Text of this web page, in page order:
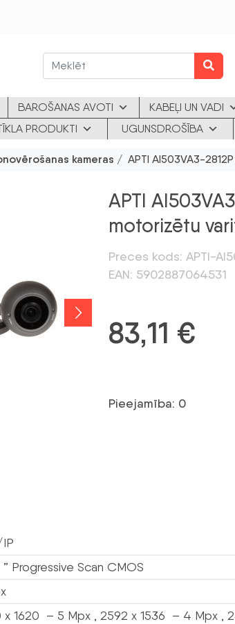
BAROŠANAS AVOTI KABEĻI UN VADI
PRODUKTI UGUNSDROŠĪBA
kameras / APTI AI503VA3-
APTI
motorizētu
Preces kods: APTI-
EAN: 5902887064531
83,11 €
Pieejamība: 0
Progressive Scan CMOS
x 1620 – 5 Mpx , 2592 x 1536 – 4 Mpx ,